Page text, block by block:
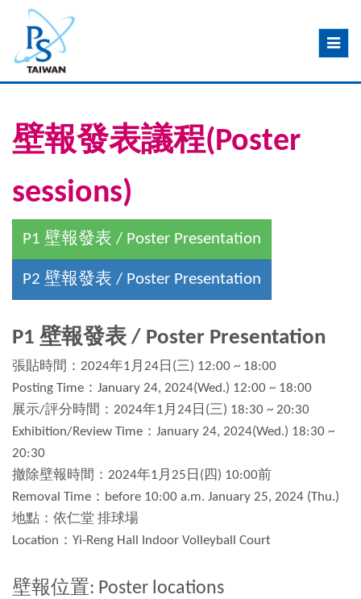
Toggle
壁報發表議程(Poster
sessions)
P1 壁報發表 / Poster Presentation
張貼時間：2024年1月24日(三) 12:00 ~ 18:00
Posting Time：January 24, 2024(Wed.) 12:00 ~ 18:00
展示/評分時間：2024年1月24日(三) 18:30 ~ 20:30
Exhibition/Review Time：January 24, 2024(Wed.) 18:30 ~
20:30
撤除壁報時間：2024年1月25日(四) 10:00前
Removal Time：before 10:00 a.m. January 25, 2024 (Thu.)
地點：依仁堂 排球場
Location：Yi-Reng Hall Indoor Volleyball Court
壁報位置: Poster locations